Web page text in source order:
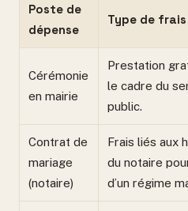
Poste de
dépense
Type de frais
Cérémonie
en mairie
Prestation
le cadre du
public.
Contrat de
mariage
(notaire)
Frais liés aux
du notaire
d’un régime